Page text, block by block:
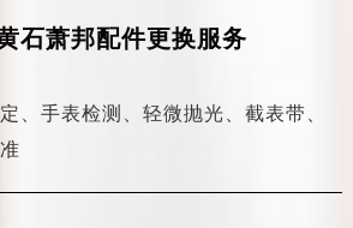
石萧邦配件更换服务
、 手表检测、 轻微抛光、 截表带、